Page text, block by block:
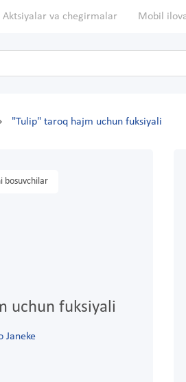
Aktsiyalar va chegirmalar Mobil
"Tulip" taroq hajm uchun fuksiyali
bosuvchilar
uchun fuksiyali
Janeke